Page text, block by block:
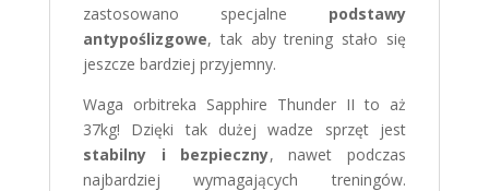
zastosowano specjalne podstawy
antypoślizgowe, tak aby trening stało się
jeszcze bardziej przyjemny.
Waga orbitreka Sapphire Thunder II to aż
37kg! Dzięki tak dużej wadze sprzęt jest
stabilny i bezpieczny, nawet podczas
najbardziej wymagających treningów.